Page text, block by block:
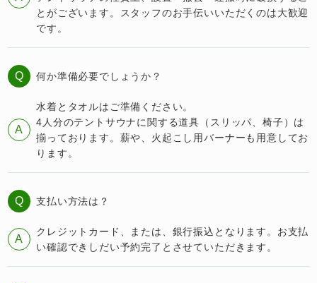
とがございます。スタッフのお手伝いいただくのは大歓迎
です。
Q 何か準備必要でしょうか？
A
水着とタオルはご準備ください。
4人分のテントサウナに関する道具（スリッパ、椅子）は
揃っております。薪や、火起こし用バーナーも用意してお
ります。
Q 支払い方法は？
A
クレジットカード、または、銀行振込となります。お支払
い確認できしだい予約完了とさせていただきます。